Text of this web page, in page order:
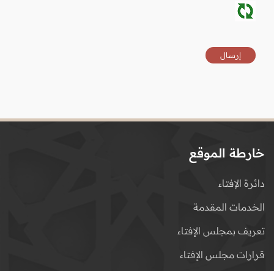
خارطة الموقع
دائرة الإفتاء
الخدمات المقدمة
تعريف بمجلس الإفتاء
قرارات مجلس الإفتاء